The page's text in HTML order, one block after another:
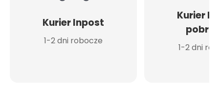
Kurier Inpost
1-2 dni robocze
Kurier
1-2 dni